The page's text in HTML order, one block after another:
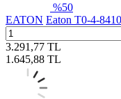
%50
EATON Eaton T0-4-
3.291,77 TL
1.645,88 TL